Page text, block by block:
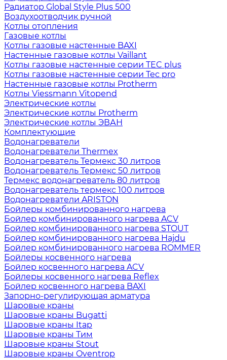
Радиатор Global Style Plus 500
Воздухоотводчик ручной
Котлы отопления
Газовые котлы
Котлы газовые настенные BAXI
Настенные газовые котлы Vaillant
Котлы газовые настенные серии TEC plus
Котлы газовые настенные серии Tec pro
Настенные газовые котлы Protherm
Котлы Viessmann Vitopend
Электрические котлы
Электрические котлы Protherm
Электрические котлы ЭВАН
Комплектующие
Водонагреватели
Водонагреватели Thermex
Водонагреватель Термекс 30 литров
Водонагреватель Термекс 50 литров
Термекс водонагреватель 80 литров
Водонагреватель термекс 100 литров
Водонагреватели ARISTON
Бойлеры комбинированного нагрева
Бойлер комбинированного нагрева ACV
Бойлер комбинированного нагрева STOUT
Бойлер комбинированного нагрева Hajdu
Бойлер комбинированного нагрева ROMMER
Бойлеры косвенного нагрева
Бойлер косвенного нагрева ACV
Бойлеры косвенного нагрева Reflex
Бойлер косвенного нагрева BAXI
Запорно-регулирующая арматура
Шаровые краны
Шаровые краны Bugatti
Шаровые краны Itap
Шаровые краны Тим
Шаровые краны Stout
Шаровые краны Oventrop